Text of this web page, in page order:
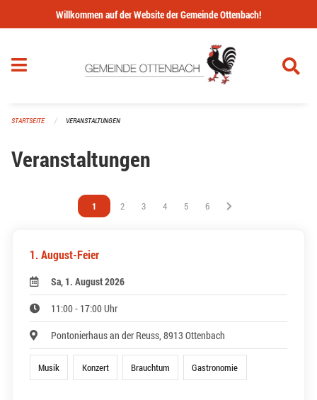
Navigation überspringen
Willkommen auf der Website der Gemeinde Ottenbach!
STARTSEITE VERANSTALTUNGEN
Veranstaltungen
Vous êtes sur la page
1 Vous êtes sur la page
2 Vous êtes sur la page
3 Vous êtes sur la page
4 Vous êtes sur la page
5 Vous êtes sur la page
6
1. August-Feier
Sa, 1. August 2026
11:00 - 17:00 Uhr
Pontonierhaus an der Reuss, 8913 Ottenbach
Musik Konzert Brauchtum Gastronomie